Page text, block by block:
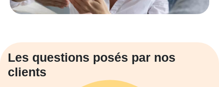
Les questions posés par nos
clients